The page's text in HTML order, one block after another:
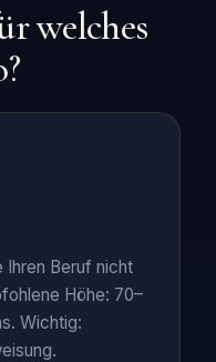
welches
Ihren Beruf nicht
Höhe: 70–
Wichtig: